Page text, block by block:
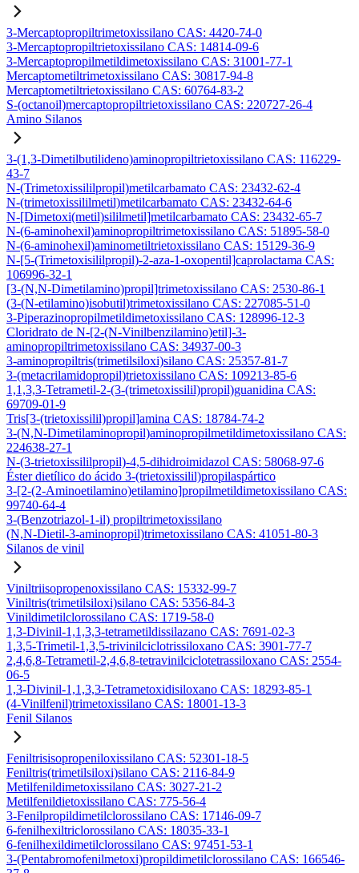
3-Mercaptopropiltrimetoxissilano CAS: 4420-74-0
3-Mercaptopropiltrietoxissilano CAS: 14814-09-6
3-Mercaptopropilmetildimetoxissilano CAS: 31001-77-1
Mercaptometiltrimetoxissilano CAS: 30817-94-8
Mercaptometiltrietoxissilano CAS: 60764-83-2
S-(octanoil)mercaptopropiltrietoxissilano CAS: 220727-26-4
Amino Silanos
3-(1,3-Dimetilbutilideno)aminopropiltrietoxissilano CAS: 116229-
43-7
N-(Trimetoxissililpropil)metilcarbamato CAS: 23432-62-4
N-(trimetoxissililmetil)metilcarbamato CAS: 23432-64-6
N-[Dimetoxi(metil)sililmetil]metilcarbamato CAS: 23432-65-7
N-(6-aminohexil)aminopropiltrimetoxissilano CAS: 51895-58-0
N-(6-aminohexil)aminometiltrietoxissilano CAS: 15129-36-9
N-[5-(Trimetoxisililpropil)-2-aza-1-oxopentil]caprolactama CAS:
106996-32-1
[3-(N,N-Dimetilamino)propil]trimetoxissilano CAS: 2530-86-1
(3-(N-etilamino)isobutil)trimetoxissilano CAS: 227085-51-0
3-Piperazinopropilmetildimetoxissilano CAS: 128996-12-3
Cloridrato de N-[2-(N-Vinilbenzilamino)etil]-3-
aminopropiltrimetoxissilano CAS: 34937-00-3
3-aminopropiltris(trimetilsiloxi)silano CAS: 25357-81-7
3-(metacrilamidopropil)trietoxissilano CAS: 109213-85-6
1,1,3,3-Tetrametil-2-(3-(trimetoxissilil)propil)guanidina CAS:
69709-01-9
Tris[3-(trietoxissilil)propil]amina CAS: 18784-74-2
3-(N,N-Dimetilaminopropil)aminopropilmetildimetoxissilano CAS:
224638-27-1
N-(3-trietoxissililpropil)-4,5-dihidroimidazol CAS: 58068-97-6
Éster dietílico do ácido 3-(trietoxissilil)propilaspártico
3-[2-(2-Aminoetilamino)etilamino]propilmetildimetoxissilano CAS:
99740-64-4
3-(Benzotriazol-1-il) propiltrimetoxissilano
(N,N-Dietil-3-aminopropil)trimetoxissilano CAS: 41051-80-3
Silanos de vinil
Viniltriisopropenoxissilano CAS: 15332-99-7
Viniltris(trimetilsiloxi)silano CAS: 5356-84-3
Vinildimetilclorossilano CAS: 1719-58-0
1,3-Divinil-1,1,3,3-tetrametildissilazano CAS: 7691-02-3
1,3,5-Trimetil-1,3,5-trivinilciclotrissiloxano CAS: 3901-77-7
2,4,6,8-Tetrametil-2,4,6,8-tetravinilciclotetrassiloxano CAS: 2554-
06-5
1,3-Divinil-1,1,3,3-Tetrametoxidisiloxano CAS: 18293-85-1
(4-Vinilfenil)trimetoxissilano CAS: 18001-13-3
Fenil Silanos
Feniltrisisopropeniloxissilano CAS: 52301-18-5
Feniltris(trimetilsiloxi)silano CAS: 2116-84-9
Metilfenildimetoxissilano CAS: 3027-21-2
Metilfenildietoxissilano CAS: 775-56-4
3-Fenilpropildimetilclorossilano CAS: 17146-09-7
6-fenilhexiltriclorossilano CAS: 18035-33-1
6-fenilhexildimetilclorossilano CAS: 97451-53-1
3-(Pentabromofenilmetoxi)propildimetilclorossilano CAS: 166546-